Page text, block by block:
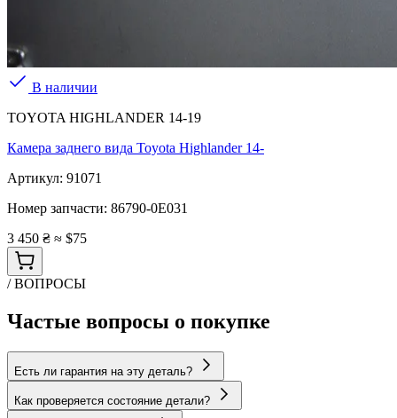
В наличии
TOYOTA HIGHLANDER 14-19
Камера заднего вида Toyota Highlander 14-
Артикул: 91071
Номер запчасти: 86790-0E031
3 450 ₴ ≈ $75
/ ВОПРОСЫ
Частые вопросы о покупке
Есть ли гарантия на эту деталь?
Как проверяется состояние детали?